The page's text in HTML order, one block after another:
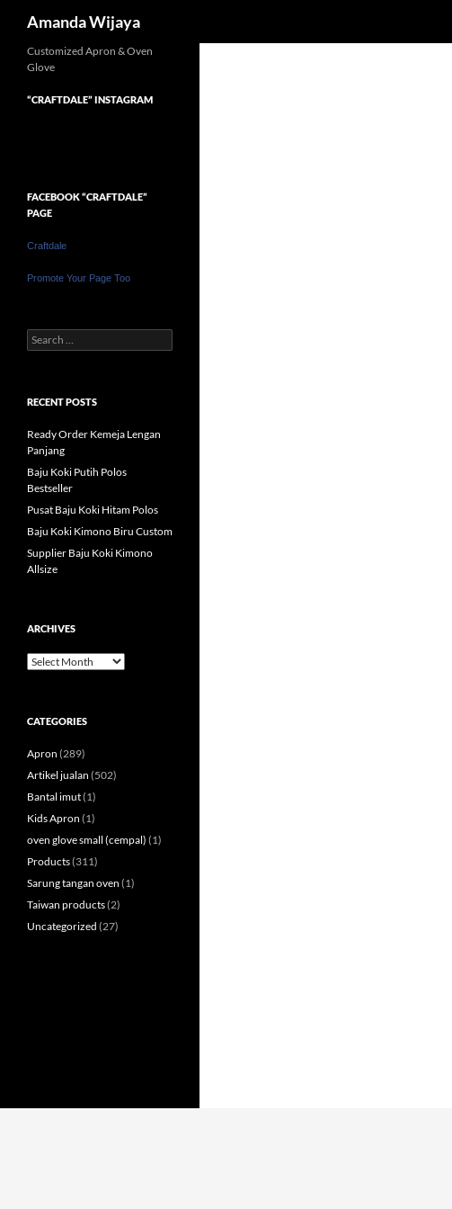
Amanda Wijaya
Customized Apron & Oven
Glove
“CRAFTDALE” INSTAGRAM
FACEBOOK “CRAFTDALE”
PAGE
Craftdale
Promote Your Page Too
Search
for:
RECENT POSTS
Ready Order Kemeja Lengan
Panjang
Baju Koki Putih Polos
Bestseller
Pusat Baju Koki Hitam Polos
Baju Koki Kimono Biru Custom
Supplier Baju Koki Kimono
Allsize
ARCHIVES
Archives
CATEGORIES
Apron (289)
Artikel jualan (502)
Bantal imut(1)
Kids Apron (1)
oven glove small (cempal) (1)
Products(311)
Sarung tangan oven (1)
Taiwan products(2)
Uncategorized (27)